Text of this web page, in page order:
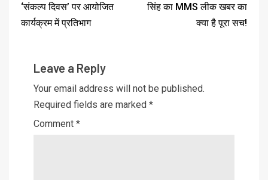
‘संकल्प दिवस’ पर आयोजित
कार्यक्रम में प्रतिभाग
सिंह का MMS लीक खबर का
क्या है पूरा सच!
Leave a Reply
Your email address will not be published.
Required fields are marked *
Comment *